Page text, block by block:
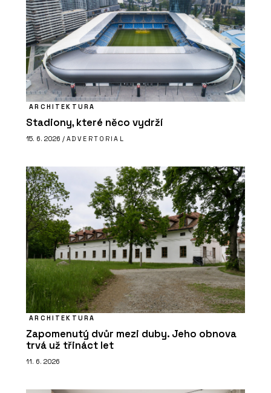
ARCHITEKTURA
Stadiony, které něco vydrží
15. 6. 2026 / ADVERTORIAL
ARCHITEKTURA
Zapomenutý dvůr mezi duby. Jeho obnova
trvá už třináct let
11. 6. 2026